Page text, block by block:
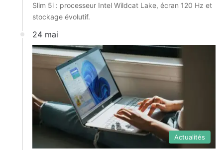
Slim 5i : processeur Intel Wildcat Lake, écran 120 Hz et
stockage évolutif.
24 mai
Actualités